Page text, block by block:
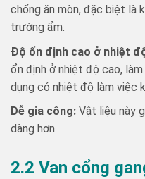
chống ăn mòn, đặc biệt là
trường ẩm.
Độ ổn định cao ở nhiệt
ổn định ở nhiệt độ cao,
dụng có nhiệt độ làm việc
Dễ gia công: Vật liệu này
dàng hơn
2.2 Van cổng